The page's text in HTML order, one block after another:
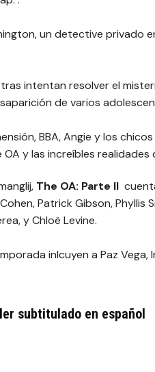
un detective privado
intentan resolver el
de varios
BBA, Angie y los
y las increíbles realidades
The OA: Parte II
Patrick Gibson, Phyllis
y Chloë Levine.
inlcuyen a Paz Vega,
subtitulado en español